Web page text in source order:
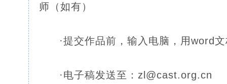
师（如有）
·提交作品前，输入电脑，用word
·电子稿发送至：zl@cast.org.cn